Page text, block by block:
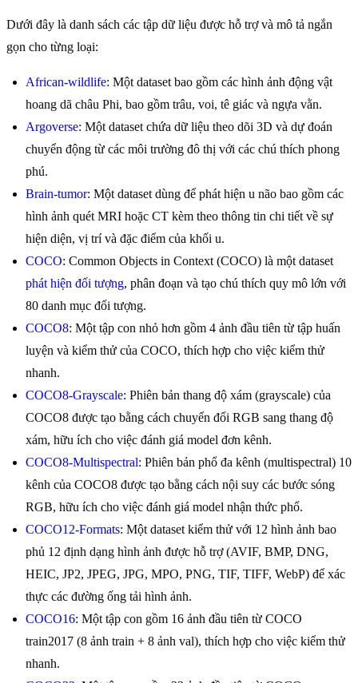
Dưới đây là danh sách các tập dữ liệu được hỗ trợ và mô tả ngắn
gọn cho từng loại:
African-wildlife: Một dataset bao gồm các hình ảnh động vật
hoang dã châu Phi, bao gồm trâu, voi, tê giác và ngựa vằn.
Argoverse: Một dataset chứa dữ liệu theo dõi 3D và dự đoán
chuyển động từ các môi trường đô thị với các chú thích phong
phú.
Brain-tumor: Một dataset dùng để phát hiện u não bao gồm các
hình ảnh quét MRI hoặc CT kèm theo thông tin chi tiết về sự
hiện diện, vị trí và đặc điểm của khối u.
COCO: Common Objects in Context (COCO) là một dataset
phát hiện đối tượng, phân đoạn và tạo chú thích quy mô lớn với
80 danh mục đối tượng.
COCO8: Một tập con nhỏ hơn gồm 4 ảnh đầu tiên từ tập huấn
luyện và kiểm thử của COCO, thích hợp cho việc kiểm thử
nhanh.
COCO8-Grayscale: Phiên bản thang độ xám (grayscale) của
COCO8 được tạo bằng cách chuyển đổi RGB sang thang độ
xám, hữu ích cho việc đánh giá model đơn kênh.
COCO8-Multispectral: Phiên bản phổ đa kênh (multispectral) 10
kênh của COCO8 được tạo bằng cách nội suy các bước sóng
RGB, hữu ích cho việc đánh giá model nhận thức phổ.
COCO12-Formats: Một dataset kiểm thử với 12 hình ảnh bao
phủ 12 định dạng hình ảnh được hỗ trợ (AVIF, BMP, DNG,
HEIC, JP2, JPEG, JPG, MPO, PNG, TIF, TIFF, WebP) để xác
thực các đường ống tải hình ảnh.
COCO16: Một tập con gồm 16 ảnh đầu tiên từ COCO
train2017 (8 ảnh train + 8 ảnh val), thích hợp cho việc kiểm thử
nhanh.